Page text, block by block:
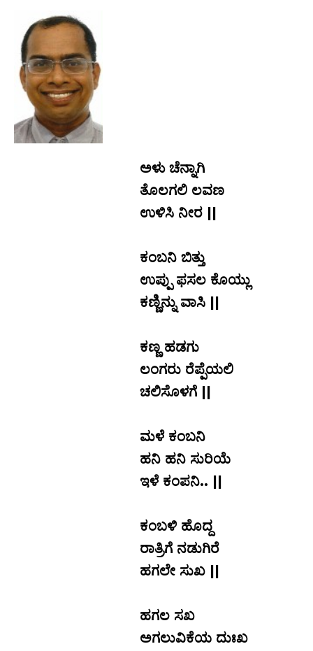
ಅಳು ಚೆನ್ನಾಗಿ
ತೊಲಗಲಿ ಲವಣ
ಉಳಿಸಿ ನೀರ ||
ಕಂಬನಿ ಬಿತ್ತು
ಉಪ್ಪು ಫಸಲ ಕೊಯ್ಲು
ಕಣ್ಣಿನ್ನು ವಾಸಿ ||
ಕಣ್ಣ ಹಡಗು
ಲಂಗರು ರೆಪ್ಪೆಯಲಿ
ಚಲಿಸೊಳಗೆ ||
ಮಳೆ ಕಂಬನಿ
ಹನಿ ಹನಿ ಸುರಿಯೆ
ಇಳೆ ಕಂಪನಿ.. ||
ಕಂಬಳಿ ಹೊದ್ದ
ರಾತ್ರಿಗೆ ನಡುಗಿರೆ
ಹಗಲೇ ಸುಖ ||
ಹಗಲ ಸಖ
ಅಗಲುವಿಕೆಯ ದುಃಖ